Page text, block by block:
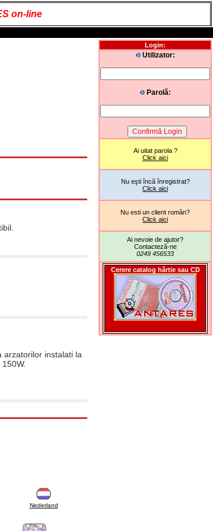
on-line
arzatorilor instalati la
Nederland
Login:
Utilizator:
Parolă:
Ai uitat parola ?
Click aici
Nu eşti încă înregistrat?
Click aici
Nu esti un client român?
Click aici
Ai nevoie de ajutor?
Contacteză-ne
0249 456533
Cerere catalog hârtie sau CD